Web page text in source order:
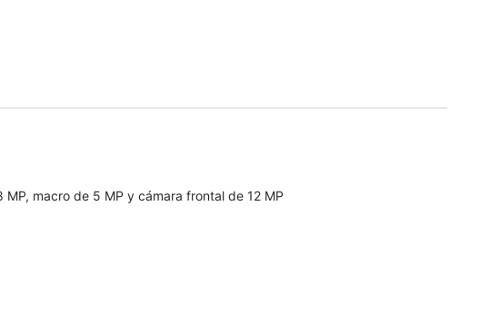
macro de 5 MP y cámara frontal de 12 MP